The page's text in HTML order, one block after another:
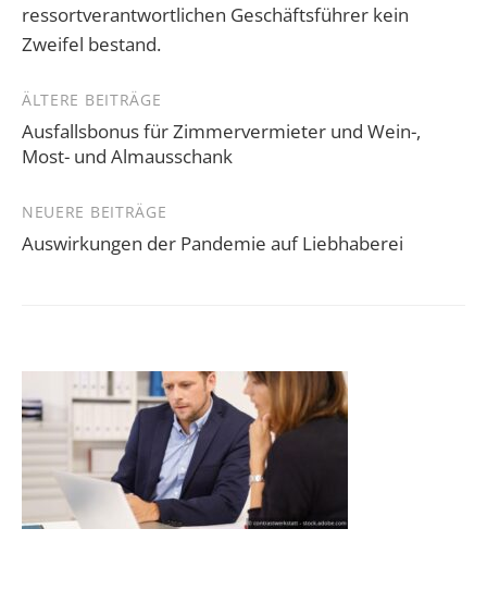
ressortverantwortlichen Geschäftsführer kein
Zweifel bestand.
Beitragsnavigation
ÄLTERE BEITRÄGE
Ausfallsbonus für Zimmervermieter und Wein-,
Most- und Almausschank
NEUERE BEITRÄGE
Auswirkungen der Pandemie auf Liebhaberei